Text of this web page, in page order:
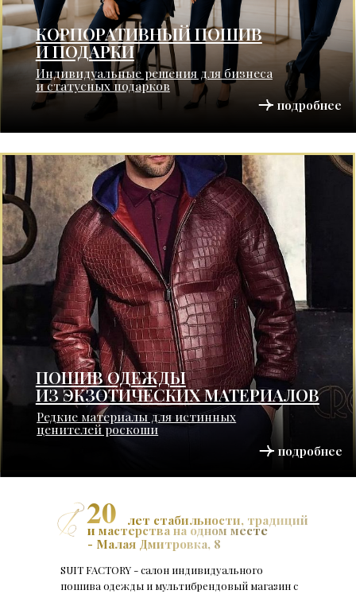
20
- Малая Дмитровка, 8
и мастерства на одном месте
лет стабильности, традиций
SUIT FACTORY - салон индивидуального
пошива одежды и мультибрендовый магазин с